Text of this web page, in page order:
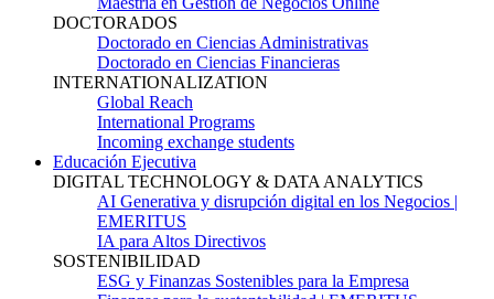
DOCTORADOS
Doctorado en Ciencias Administrativas
Doctorado en Ciencias Financieras
INTERNATIONALIZATION
Global Reach
International Programs
Incoming exchange students
Educación Ejecutiva
DIGITAL TECHNOLOGY & DATA ANALYTICS
AI Generativa y disrupción digital en los Negocios |
EMERITUS
IA para Altos Directivos
SOSTENIBILIDAD
ESG y Finanzas Sostenibles para la Empresa